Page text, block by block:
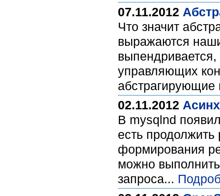
07.11.2012
Что значит
выражаются
управляющих
02.11.2012
В mysqlnd
есть
формирования
можно
запроса...